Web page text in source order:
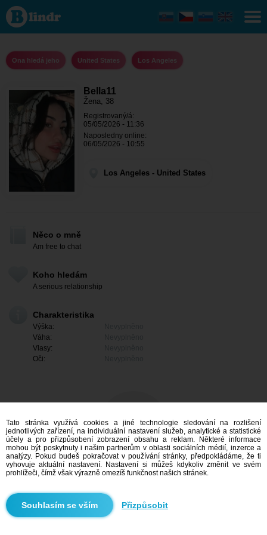
Bella11
- Ona
hledá
jeho
Angeles
Ona hledá jeho United States Los Angeles
Bella11
Žena, 38
Registrovaný/á:
05/05/2026 - 11:36
Naposledny online:
06/05/2026 - 10:55
Los Angeles - United States
Něco o mně
Am free to chat
Koho hledám
A serious relationship
Charakteristika
Výška:
Váha:
Vlasy:
Oči:
Mám zájem
Vyhledávání
Tato stránka využívá cookies a jiné technologie sledování na rozlišení
jednotlivých zařízení, na individuální nastavení služeb, analytické a statistické
účely a pro přizpůsobení zobrazení obsahu a reklam. Některé informace
mohou být poskytnuty i našim partnerům v oblasti sociálních médií, inzerce a
analýzy. Pokud budeš pokračovat v používání stránky, předpokládáme, že ti
vyhovuje aktuální nastavení. Nastavení si můžeš kdykoliv změnit ve svém
prohlížeči, čímž však výrazně omezíš funkčnost našich stránek.
Přizpůsobit